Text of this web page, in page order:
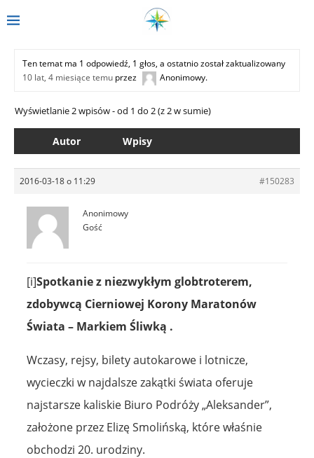
Ten temat ma 1 odpowiedź, 1 głos, a ostatnio został zaktualizowany
10 lat, 4 miesiące temu przez Anonimowy.
Wyświetlanie 2 wpisów - od 1 do 2 (z 2 w sumie)
Autor Wpisy
2016-03-18 o 11:29 #150283
Anonimowy
Gość
[i]Spotkanie z niezwykłym globtroterem,
zdobywcą Cierniowej Korony Maratonów
Świata – Markiem Śliwką .
Wczasy, rejsy, bilety autokarowe i lotnicze,
wycieczki w najdalsze zakątki świata oferuje
najstarsze kaliskie Biuro Podróży „Aleksander”,
założone przez Elizę Smolińską, które właśnie
obchodzi 20. urodziny.